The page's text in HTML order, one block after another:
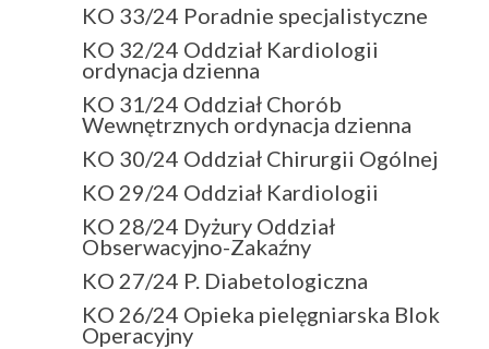
KO 33/24 Poradnie specjalistyczne
KO 32/24 Oddział Kardiologii
ordynacja dzienna
KO 31/24 Oddział Chorób
Wewnętrznych ordynacja dzienna
KO 30/24 Oddział Chirurgii Ogólnej
KO 29/24 Oddział Kardiologii
KO 28/24 Dyżury Oddział
Obserwacyjno-Zakaźny
KO 27/24 P. Diabetologiczna
KO 26/24 Opieka pielęgniarska Blok
Operacyjny